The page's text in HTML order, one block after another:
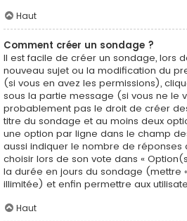
Haut
Comment créer un sondage ?
Il est facile de créer un sondage, lors
nouveau sujet ou la modification du
(si vous en avez les permissions),
sous la partie message (si vous ne le
probablement pas le droit de créer
titre du sondage et au moins deux
une option par ligne dans le champ
aussi indiquer le nombre de réponses
choisir lors de son vote dans «
la durée en jours du sondage (mettre
illimitée) et enfin permettre aux
Haut